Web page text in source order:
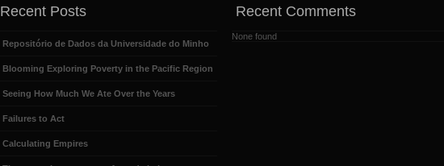
Recent Posts
Repositório de Dados da Universidade do Minho
Blooming Exploring Poverty in the Pacific Region
Seeing How Much We Ate Over the Years
Failures to Act
Calculating Empires
Recent Comments
None found